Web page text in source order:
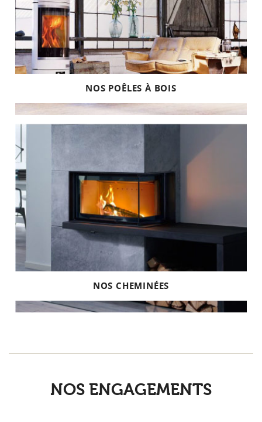
NOS POÊLES À BOIS
NOS CHEMINÉES
NOS ENGAGEMENTS